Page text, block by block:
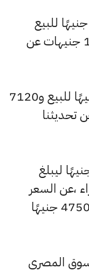
انخفض سعر عيار 24 ليصل إلى 8215 جنيهًا للبيع
و8135 جنيهًا للشراء، بتراجعًا قيمته 10 جنيهات عن
وتراجع سعر عيار 21 ليسجل 7190 جنيهًا للبيع و7120
5 جنيهات عن تحديثنا
سعر عيار 14 تراجعًا بقيمة 5 جنيهًا ليبلغ
جنيهًا للشراء ،عن السعر
السابق الذي كان 4795 جنيهًا للبيع و4750 جنيهًا
المصري